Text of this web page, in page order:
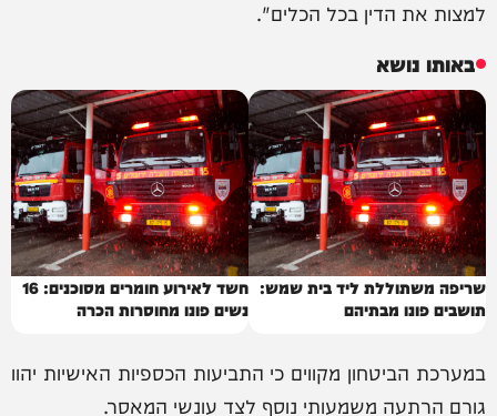
למצות את הדין בכל הכלים".
באותו נושא
שריפה משתוללת ליד בית שמש:
תושבים פונו מבתיהם
חשד לאירוע חומרים מסוכנים: 16
נשים פונו מחוסרות הכרה
במערכת הביטחון מקווים כי התביעות הכספיות האישיות יהוו
גורם הרתעה משמעותי נוסף לצד עונשי המאסר.